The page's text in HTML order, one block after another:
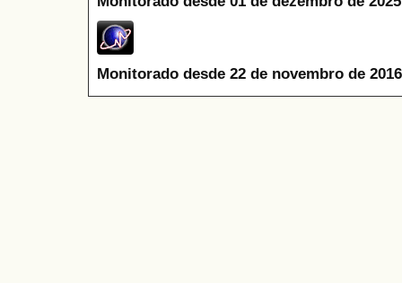
Monitorado desde 22 de novembro de